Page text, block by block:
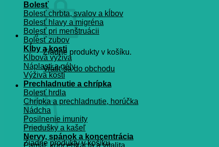
Žiadne produkty v košíku.
Vrátiť sa do obchodu
Košík
Žiadne produkty v košíku.
Bolesť
Bolesť chrbta, svalov a kĺbov
Bolesť hlavy a migréna
Bolesť pri menštruácii
Bolesť zubov
Kĺby a kosti
Kĺbová výživa
Náplasti a gély
Výživa kostí
Prechladnutie a chrípka
Bolesť hrdla
Chrípka a prechladnutie, horúčka
Nádcha
Posilnenie imunity
Priedušky a kašeľ
Nervy, spánok a koncentrácia
Pamät, koncentrácia a vitalita